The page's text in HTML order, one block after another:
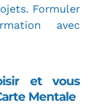
Formuler
avec
et vous
Mentale